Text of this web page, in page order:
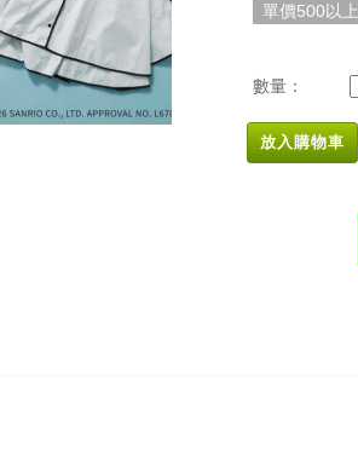
單價500以
數量：
放入購物車